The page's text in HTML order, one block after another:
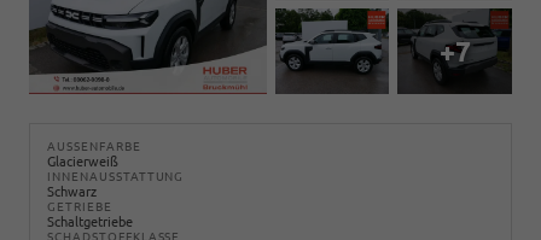
+7
AUSSENFARBE
Glacierweiß
INNENAUSSTATTUNG
Schwarz
GETRIEBE
Schaltgetriebe
SCHADSTOFFKLASSE